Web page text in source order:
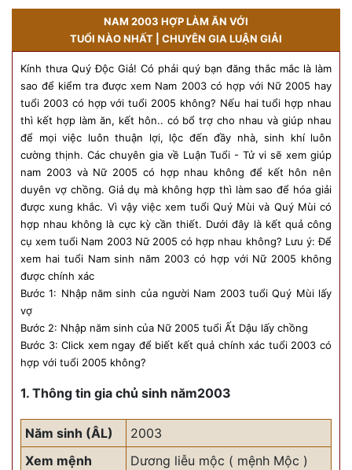
NAM 2003 HỢP LÀM ĂN VỚI
TUỔI NÀO NHẤT | CHUYÊN GIA LUẬN GIẢI
Kính thưa Quý Độc Giả! Có phải quý bạn đăng thắc mắc là làm
sao để kiểm tra được xem Nam 2003 có hợp với Nữ 2005 hay
tuổi 2003 có hợp với tuổi 2005 không? Nếu hai tuổi hợp nhau
thì kết hợp làm ăn, kết hôn.. có bổ trợ cho nhau và giúp nhau
để mọi việc luôn thuận lợi, lộc đến đầy nhà, sinh khí luôn
cường thịnh. Các chuyên gia về Luận Tuổi - Tử vi sẽ xem giúp
nam 2003 và Nữ 2005 có hợp nhau không để kết hôn nên
duyên vợ chồng. Giả dụ mà không hợp thì làm sao để hóa giải
được xung khắc. Vì vậy việc xem tuổi Quý Mùi và Quý Mùi có
hợp nhau không là cực kỳ cần thiết. Dưới đây là kết quả công
cụ xem tuổi Nam 2003 Nữ 2005 có hợp nhau không? Lưu ý: Để
xem hai tuổi Nam sinh năm 2003 có hợp với Nữ 2005 không
được chính xác
Bước 1: Nhập năm sinh của người Nam 2003 tuổi Quý Mùi lấy
vợ
Bước 2: Nhập năm sinh của Nữ 2005 tuổi Ất Dậu lấy chồng
Bước 3: Click xem ngay để biết kết quả chính xác tuổi 2003 có
hợp với tuổi 2005 không?
1. Thông tin gia chủ sinh năm2003
Năm sinh (ÂL)
2003
Xem mệnh
Dương liễu mộc ( mệnh Mộc )